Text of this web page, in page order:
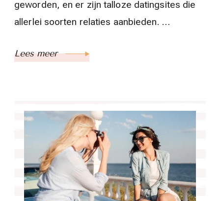
geworden, en er zijn talloze datingsites die
allerlei soorten relaties aanbieden. …
Lees meer